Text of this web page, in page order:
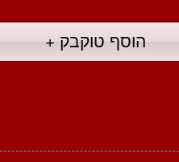
הוסף טוקבק +